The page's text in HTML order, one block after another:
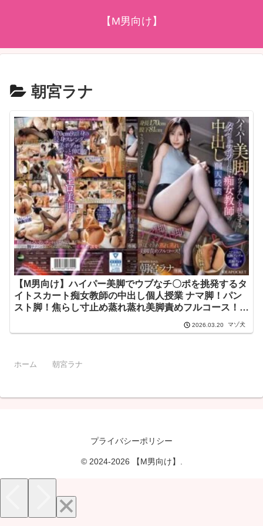
【M男向け】
朝宮ラナ
【M男向け】ハイパー美脚でウブなチ〇ポを挑発するタ
イトスカート痴女教師の中出し個人授業 ナマ脚！パン
スト脚！焦らし寸止め蒸れ蒸れ美脚責めフルコース！
2026.03.20 マゾ犬
ホーム 朝宮ラナ
プライバシーポリシー
© 2024-2026 【M男向け】.